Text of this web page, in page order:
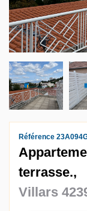
Référence
terrasse.,
Villars